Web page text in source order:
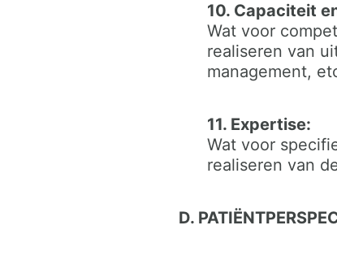
10. Capaciteit
Wat voor
realiseren van
management,
11. Expertise:
Wat voor
realiseren van
D.